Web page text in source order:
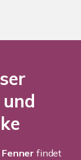
findet